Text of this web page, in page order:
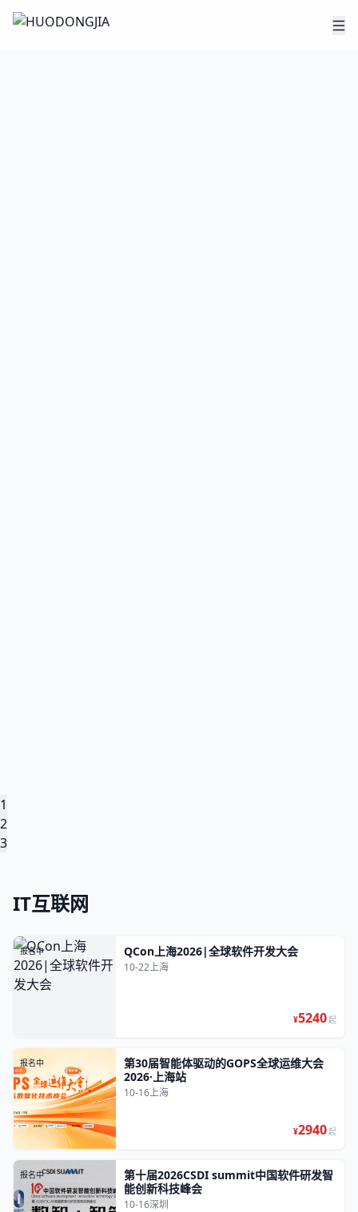
1
2
3
IT互联网
报名中 QCon上海2026|全球软件开发大会
10-22上海
¥5240起
报名中
第30届智能体驱动的GOPS全球运维大会
2026·上海站
10-16上海
¥2940起
报名中
第十届2026CSDI summit中国软件研发智
能创新科技峰会
10-16深圳